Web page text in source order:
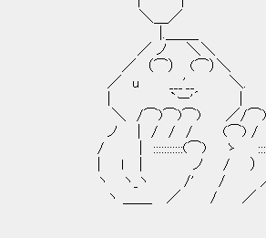
＼＿／
／ ノ ＼＼ ははは
／ （⌒） (⌒）＼
／ u ___'__ ＼. 人間にネ
| `ー'´ |
＼ /⌒)⌒)⌒) ／/
ノ | / / / (⌒) / /
/ | :::::::::::(⌒) ゝ
| ｌ | ノ / ）
ヽ ヽ_ヽ /' /
ヽ ＿＿ ／ / ／